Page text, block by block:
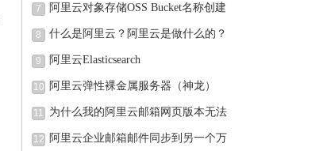
7
阿里云对象存储OSS Bucket名称创建
完可
8 什么是阿里云？阿里云是做什么的？
9 阿里云Elasticsearch
10 阿里云弹性裸金属服务器（神龙）
11 为什么我的阿里云邮箱网页版本无法
12 阿里云企业邮箱邮件同步到另一个万